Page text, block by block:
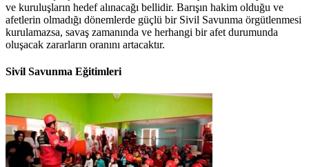
ve kuruluşların hedef alınacağı bellidir. Barışın hakim olduğu ve
afetlerin olmadığı dönemlerde güçlü bir Sivil Savunma örgütlenmesi
kurulamazsa, savaş zamanında ve herhangi bir afet durumunda
oluşacak zararların oranını artacaktır.
Sivil Savunma Eğitimleri